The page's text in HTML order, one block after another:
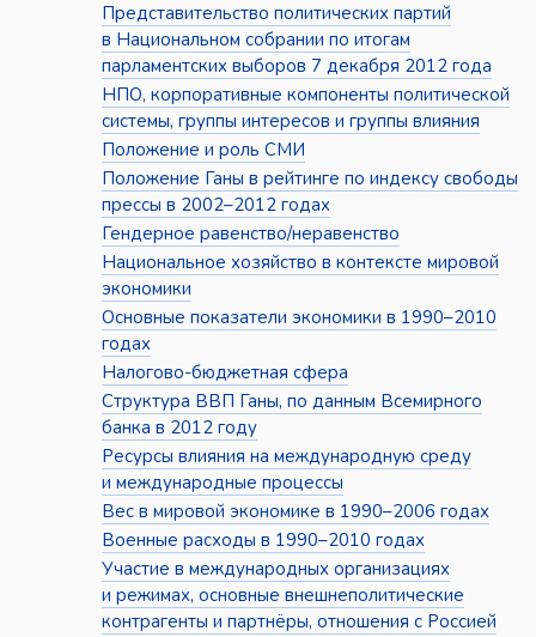
Представительство политических партий
в Национальном собрании по итогам
парламентских выборов 7 декабря 2012 года
НПО, корпоративные компоненты политической
системы, группы интересов и группы влияния
Положение и роль СМИ
Положение Ганы в рейтинге по индексу свободы
прессы в 2002–2012 годах
Гендерное равенство/неравенство
Национальное хозяйство в контексте мировой
экономики
Основные показатели экономики в 1990–2010
годах
Налогово-бюджетная сфера
Структура ВВП Ганы, по данным Всемирного
банка в 2012 году
Ресурсы влияния на международную среду
и международные процессы
Вес в мировой экономике в 1990–2006 годах
Военные расходы в 1990–2010 годах
Участие в международных организациях
и режимах, основные внешнеполитические
контрагенты и партнёры, отношения с Россией